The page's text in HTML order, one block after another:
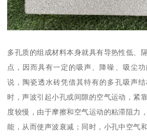
多孔质的组成材料本身就具有导热性低、
点，因而具有一定的吸声、降噪、吸尘
说，陶瓷透水砖凭借其特有的多孔吸声
时，声波引起小孔或间隙的空气运动，紧
度较慢，由于摩擦和空气运动的粘滞阻力
能，从而使声波衰减；同时，小孔中空气